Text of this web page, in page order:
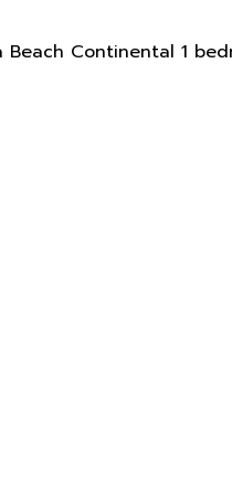
นอน 27ต
Continental 1